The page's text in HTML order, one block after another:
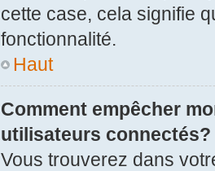
cette case, cela signifie
fonctionnalité.
Haut
Comment empêcher
utilisateurs connectés?
Vous trouverez dans